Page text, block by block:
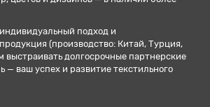
подход и
(производство: Китай, Турция,
выстраивать долгосрочные партнерские
— ваш успех и развитие текстильного